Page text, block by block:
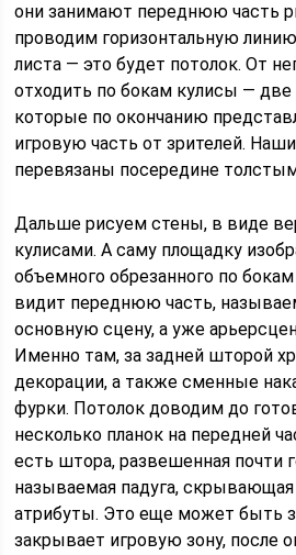
они занимают переднюю часть
проводим горизонтальную
листа — это будет потолок. От
отходить по бокам кулисы —
которые по окончанию
игровую часть от зрителей.
перевязаны посередине
Дальше рисуем стены, в виде
кулисами. А саму площадку
объемного обрезанного по бокам
видит переднюю часть,
основную сцену, а уже
Именно там, за задней шторой
декорации, а также сменные
фурки. Потолок доводим до
несколько планок на передней
есть штора, развешенная почти
называемая падуга,
атрибуты. Это еще может быть
закрывает игровую зону, после